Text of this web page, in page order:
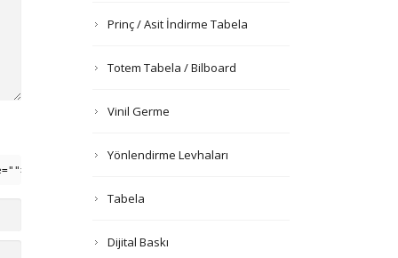
<em> <i> <q cite=""> <strike> <strong>
Prinç / Asit İndirme Tabela
Totem Tabela / Bilboard
Vinil Germe
Yönlendirme Levhaları
Tabela
Dijital Baskı